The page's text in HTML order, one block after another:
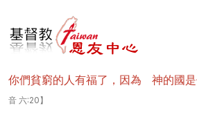
你們貧窮的人有福了，因為 神的國
音 六:20】